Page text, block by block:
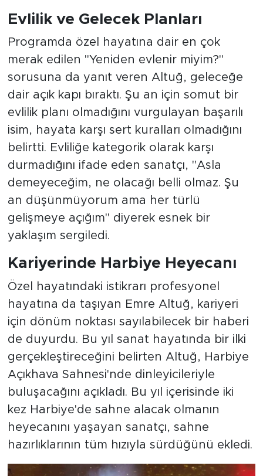
Evlilik ve Gelecek Planları
Programda özel hayatına dair en çok
merak edilen "Yeniden evlenir miyim?"
sorusuna da yanıt veren Altuğ, geleceğe
dair açık kapı bıraktı. Şu an için somut bir
evlilik planı olmadığını vurgulayan başarılı
isim, hayata karşı sert kuralları olmadığını
belirtti. Evliliğe kategorik olarak karşı
durmadığını ifade eden sanatçı, "Asla
demeyeceğim, ne olacağı belli olmaz. Şu
an düşünmüyorum ama her türlü
gelişmeye açığım" diyerek esnek bir
yaklaşım sergiledi.
Kariyerinde Harbiye Heyecanı
Özel hayatındaki istikrarı profesyonel
hayatına da taşıyan Emre Altuğ, kariyeri
için dönüm noktası sayılabilecek bir haberi
de duyurdu. Bu yıl sanat hayatında bir ilki
gerçekleştireceğini belirten Altuğ, Harbiye
Açıkhava Sahnesi'nde dinleyicileriyle
buluşacağını açıkladı. Bu yıl içerisinde iki
kez Harbiye'de sahne alacak olmanın
heyecanını yaşayan sanatçı, sahne
hazırlıklarının tüm hızıyla sürdüğünü ekledi.